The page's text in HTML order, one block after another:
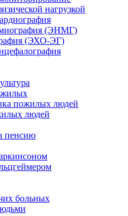
нагрузкой
(ЭНМГ)
(ЭХО-ЭГ)
пожилых людей
людей
пенсию
больных